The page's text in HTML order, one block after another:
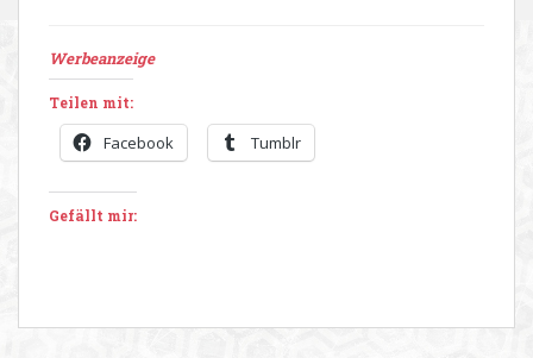
Werbeanzeige
Teilen mit:
Facebook Tumblr
Gefällt mir: